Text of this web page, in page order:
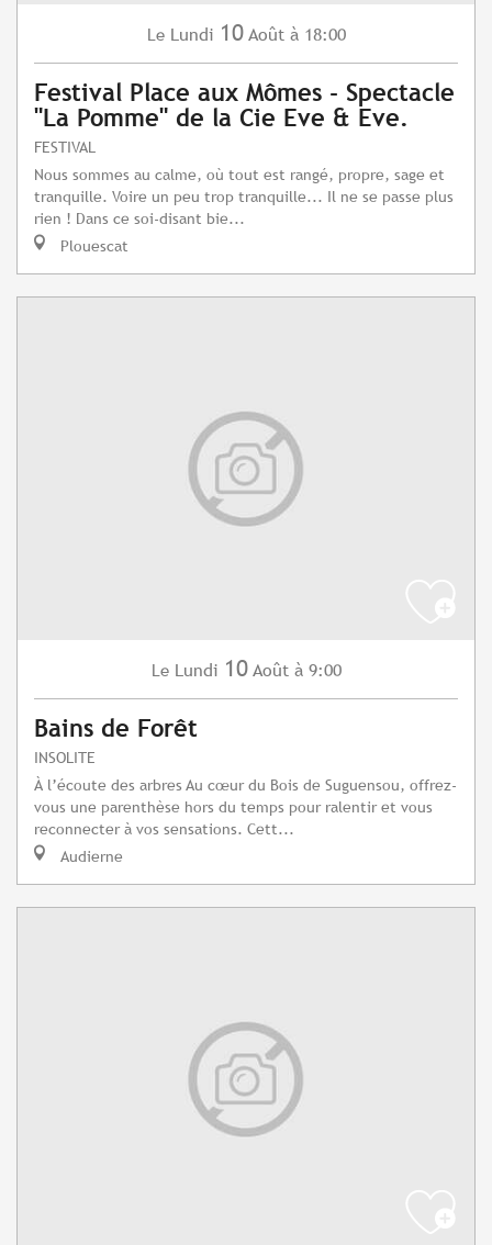
Le Lundi 10 Août à 18:00
Festival Place aux Mômes - Spectacle
"La Pomme" de la Cie Eve & Eve.
FESTIVAL
Nous sommes au calme, où tout est rangé, propre, sage et
tranquille. Voire un peu trop tranquille... Il ne se passe plus
rien ! Dans ce soi-disant bie...
Plouescat
Le Lundi 10 Août à 9:00
Bains de Forêt
INSOLITE
À l’écoute des arbres Au cœur du Bois de Suguensou, offrez-
vous une parenthèse hors du temps pour ralentir et vous
reconnecter à vos sensations. Cett...
Audierne